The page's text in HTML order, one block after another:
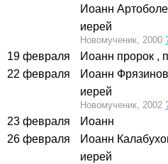
Иоанн
иерей
Новомученик, 2000
19 февраля Иоанн пророк ,
22 февраля
Иоанн Фрязинов
иерей
Новомученик, 2002
23 февраля
Иоанн
26 февраля
Иоанн
иерей